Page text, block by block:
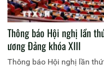
Thông báo Hội nghị lần
ương Đảng khóa XIII
Thông báo Hội nghị lần